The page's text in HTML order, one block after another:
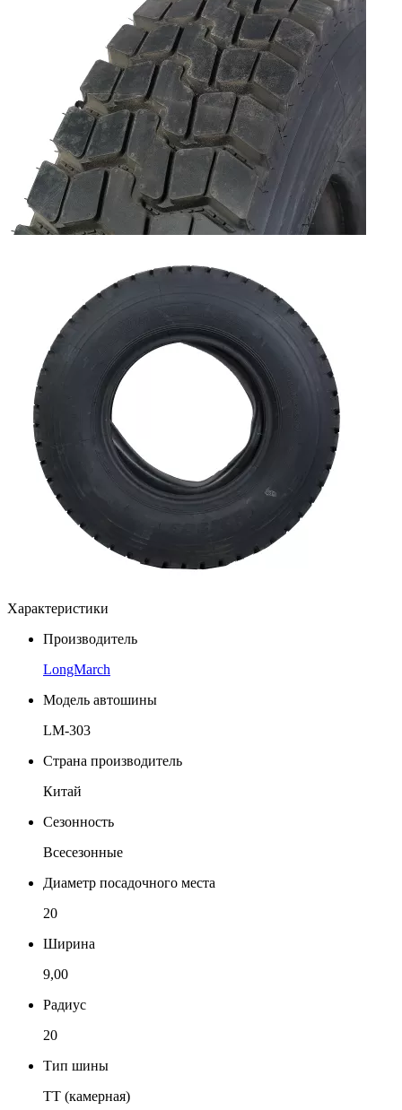
Характеристики
Производитель
LongMarch
Модель автошины
LM-303
Страна производитель
Китай
Сезонность
Всесезонные
Диаметр посадочного места
20
Ширина
9,00
Радиус
20
Тип шины
TT (камерная)